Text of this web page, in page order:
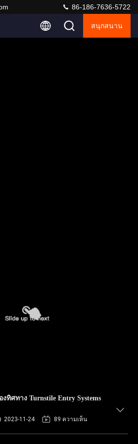
86-186-7636-5722
สนุกสนาน
ทิศทาง Turnstile Entry Systems
2023-11-24 89 ความเห็น